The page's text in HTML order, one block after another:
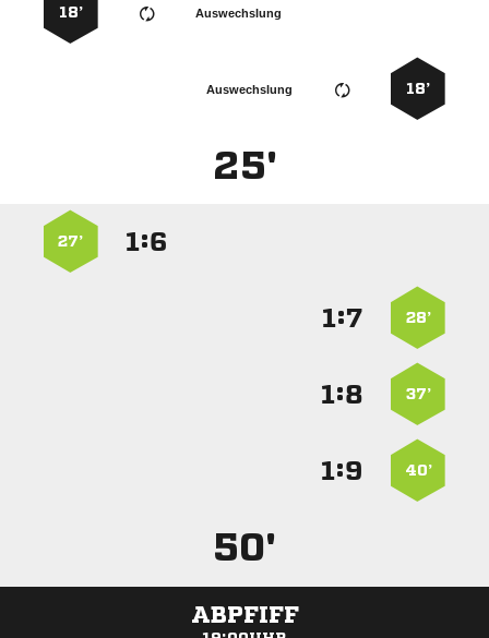
Auswechslung
18’
18’
Auswechslung
25'
:
27’
28’
:
37’
:
40’
:
50'
ABPFIFF